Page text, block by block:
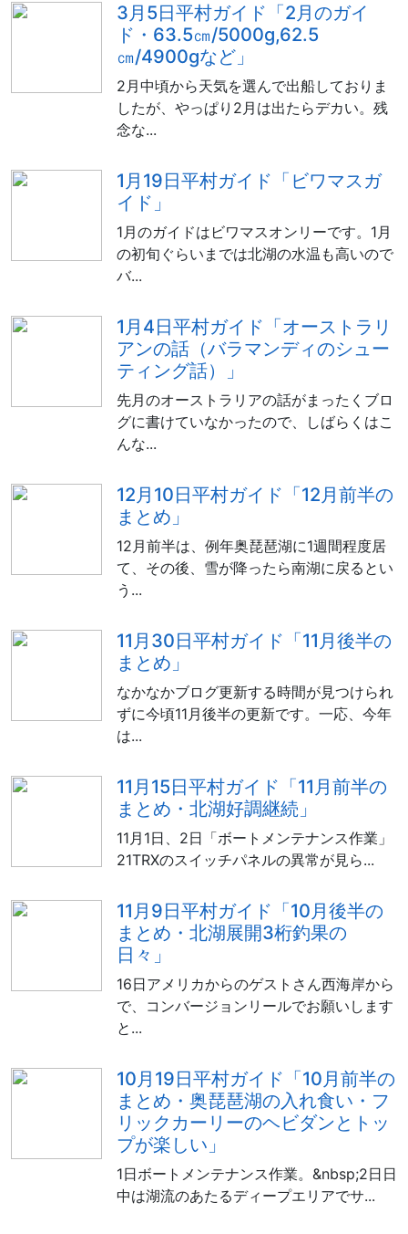
3月5日平村ガイド「2月のガイ
ド・63.5㎝/5000g,62.5
㎝/4900gなど」
2月中頃から天気を選んで出船しておりま
したが、やっぱり2月は出たらデカい。残
念な...
1月19日平村ガイド「ビワマスガ
イド」
1月のガイドはビワマスオンリーです。1月
の初旬ぐらいまでは北湖の水温も高いので
バ...
1月4日平村ガイド「オーストラリ
アンの話（バラマンディのシュー
ティング話）」
先月のオーストラリアの話がまったくブロ
グに書けていなかったので、しばらくはこ
んな...
12月10日平村ガイド「12月前半の
まとめ」
12月前半は、例年奥琵琶湖に1週間程度居
て、その後、雪が降ったら南湖に戻るとい
う...
11月30日平村ガイド「11月後半の
まとめ」
なかなかブログ更新する時間が見つけられ
ずに今頃11月後半の更新です。一応、今年
は...
11月15日平村ガイド「11月前半の
まとめ・北湖好調継続」
11月1日、2日「ボートメンテナンス作業」
21TRXのスイッチパネルの異常が見ら...
11月9日平村ガイド「10月後半の
まとめ・北湖展開3桁釣果の
日々」
16日アメリカからのゲストさん西海岸から
で、コンバージョンリールでお願いします
と...
10月19日平村ガイド「10月前半の
まとめ・奥琵琶湖の入れ食い・フ
リックカーリーのヘビダンとトッ
プが楽しい」
1日ボートメンテナンス作業。&nbsp;2日日
中は湖流のあたるディープエリアでサ...